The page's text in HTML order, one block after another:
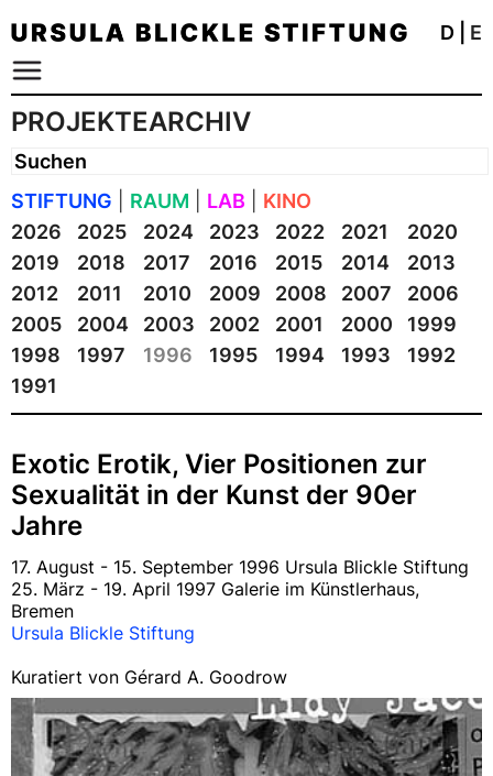
D E
PROJEKTEARCHIV
STIFTUNG RAUM LAB
KINO
2026
2025 2024 2023 2022 2021
2020
2019
2018 2017 2016 2015 2014
2013
2012
2011 2010 2009 2008 2007
2006
2005
2004 2003 2002 2001 2000
1999
1998
1997 1996 1995 1994 1993
1992
1991
Exotic Erotik, Vier Positionen zur
Sexualität in der Kunst der 90er
Jahre
17. August - 15. September 1996 Ursula Blickle Stiftung
25. März - 19. April 1997 Galerie im Künstlerhaus,
Bremen
Ursula Blickle Stiftung
Kuratiert von Gérard A. Goodrow